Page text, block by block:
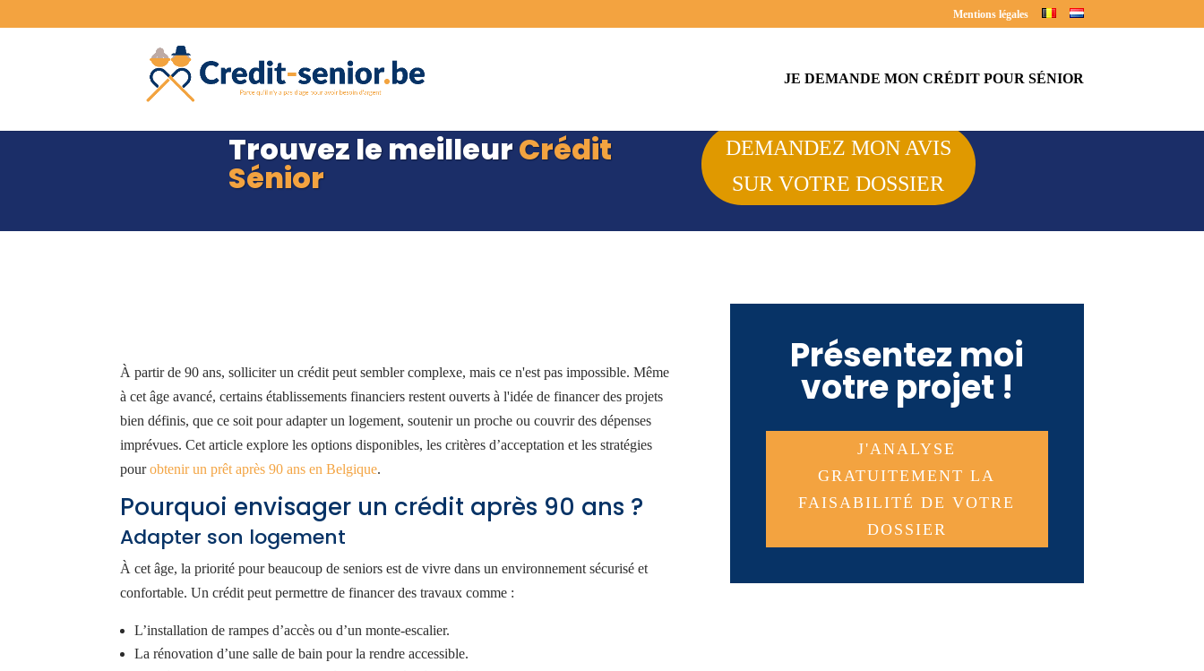
Mentions légales
JE DEMANDE MON CRÉDIT POUR SÉNIOR
Trouvez le meilleurCrédit
Sénior
DEMANDEZ MON AVIS
SUR VOTRE DOSSIER
À partir de 90 ans, solliciter un crédit peut sembler complexe, mais ce n'est pas impossible. Même
à cet âge avancé, certains établissements financiers restent ouverts à l'idée de financer des projets
bien définis, que ce soit pour adapter un logement, soutenir un proche ou couvrir des dépenses
imprévues. Cet article explore les options disponibles, les critères d’acceptation et les stratégies
pourobtenir un prêt après 90 ans en Belgique.
Pourquoi envisager un crédit après 90 ans ?
Adapter son logement
À cet âge, la priorité pour beaucoup de seniors est de vivre dans un environnement sécurisé et
confortable. Un crédit peut permettre de financer des travaux comme :
L’installation de rampes d’accès ou d’un monte-escalier.
La rénovation d’une salle de bain pour la rendre accessible.
Présentez moi
votre projet !
J'ANALYSE
GRATUITEMENT LA
FAISABILITÉ DE VOTRE
DOSSIER